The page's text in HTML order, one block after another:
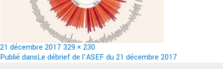
Publié
le
21 décembre 2017 Taille
réelle
329 × 230
Navigation
Publié dansLe débrief de l’ASEF du 21 décembre 2017